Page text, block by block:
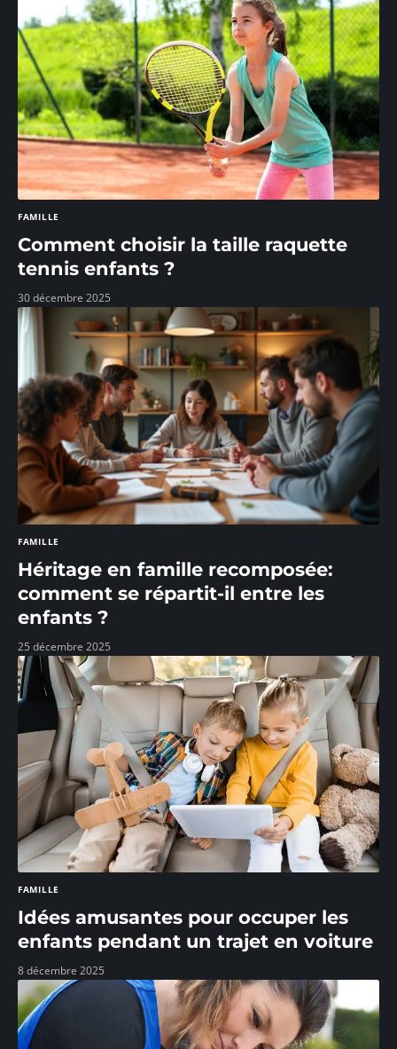
FAMILLE
Comment choisir la taille raquette
tennis enfants ?
30 décembre 2025
FAMILLE
Héritage en famille recomposée:
comment se répartit-il entre les
enfants ?
25 décembre 2025
FAMILLE
Idées amusantes pour occuper les
enfants pendant un trajet en voiture
8 décembre 2025